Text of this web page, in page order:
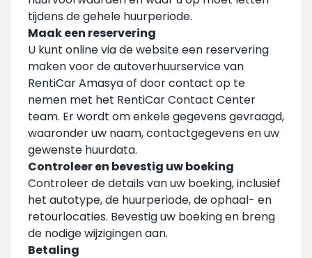
tijdens de gehele huurperiode.
Maak een reservering
U kunt online via de website een reservering
maken voor de autoverhuurservice van
RentiCar Amasya of door contact op te
nemen met het RentiCar Contact Center
team. Er wordt om enkele gegevens gevraagd,
waaronder uw naam, contactgegevens en uw
gewenste huurdata.
Controleer en bevestig uw boeking
Controleer de details van uw boeking, inclusief
het autotype, de huurperiode, de ophaal- en
retourlocaties. Bevestig uw boeking en breng
de nodige wijzigingen aan.
Betaling